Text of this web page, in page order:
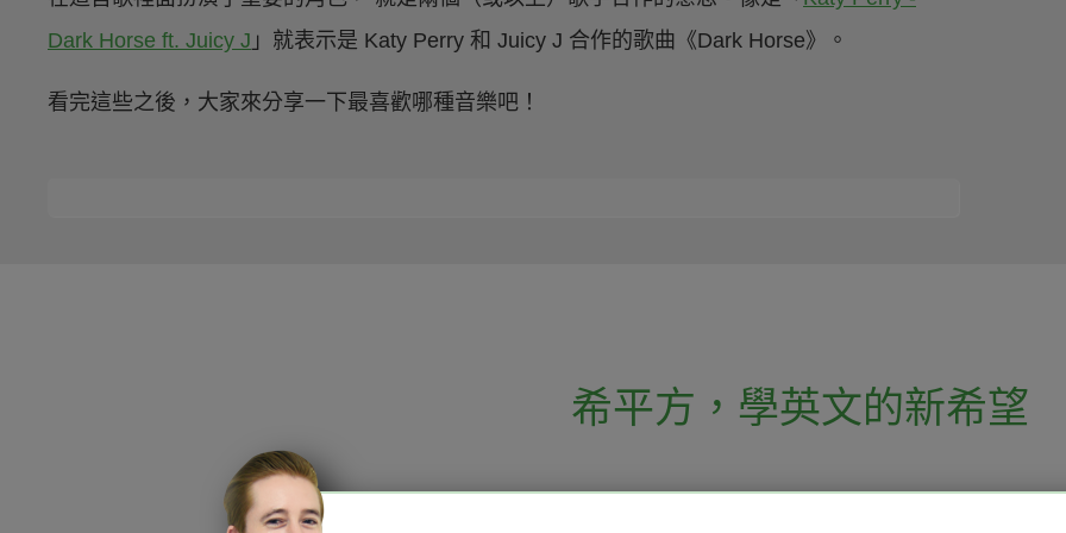
Dark Horse ft. Juicy J 」就表示是 Katy Perry 和 Juicy J 合作的歌曲《Dark Horse》。
看完這些之後，大家來分享一下最喜歡哪種音樂吧！
希平方 ， 學英文的新希望